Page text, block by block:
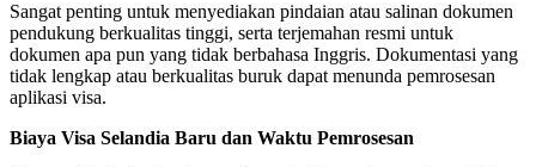
Sangat penting untuk menyediakan pindaian atau salinan dokumen
pendukung berkualitas tinggi, serta terjemahan resmi untuk
dokumen apa pun yang tidak berbahasa Inggris. Dokumentasi yang
tidak lengkap atau berkualitas buruk dapat menunda pemrosesan
aplikasi visa.
Biaya Visa Selandia Baru dan Waktu Pemrosesan